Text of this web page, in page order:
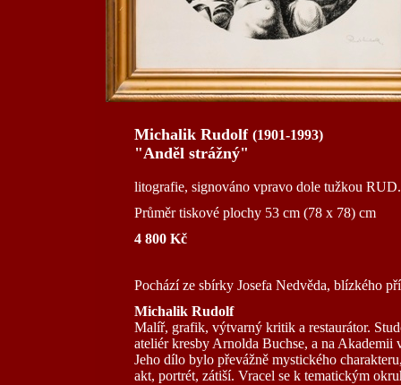
Michalik Rudolf (1901-1993)
"Anděl strážný"
litografie, signováno vpravo dole tužkou
Průměr tiskové plochy 53 cm (78 x 78) cm
4 800 Kč
Pochází ze sbírky Josefa Nedvěda, blízkého
Michalik Rudolf
Malíř, grafik, výtvarný kritik a restaurátor.
ateliér kresby Arnolda Buchse, a na
Jeho dílo bylo převážně mystického
akt, portrét, zátiší. Vracel se k tematickým